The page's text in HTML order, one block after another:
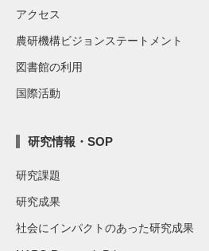
アクセス
農研機構ビジョンステートメント
図書館の利用
国際活動
研究情報・SOP
研究課題
研究成果
社会にインパクトのあった研究成果